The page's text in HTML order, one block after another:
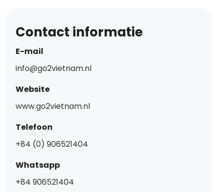
Contact informatie
E-mail
info@go2vietnam.nl
Website
www.go2vietnam.nl
Telefoon
+84 (0) 906521404
Whatsapp
+84 906521404